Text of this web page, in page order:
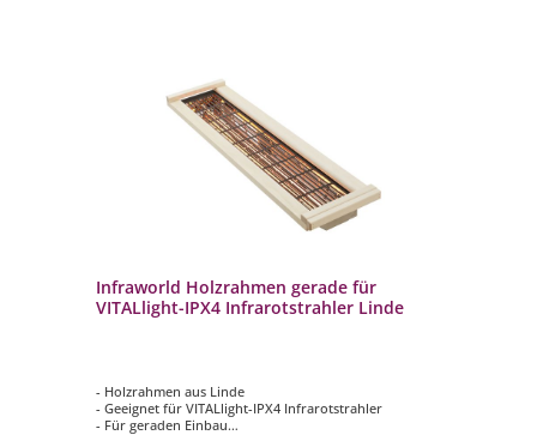
Infraworld Holzrahmen gerade für
VITALlight-IPX4 Infrarotstrahler Linde
- Holzrahmen aus Linde
- Geeignet für VITALlight-IPX4 Infrarotstrahler
- Für geraden Einbau